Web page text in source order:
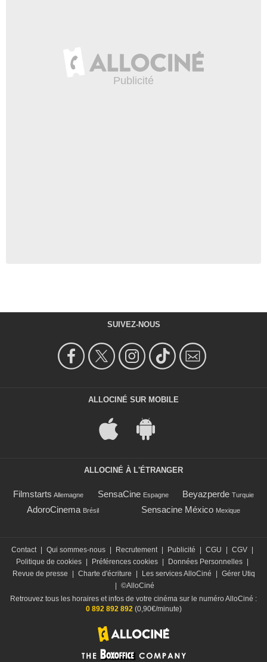
SUIVEZ-NOUS
ALLOCINÉ SUR MOBILE
ALLOCINÉ À L'ÉTRANGER
Filmstarts Allemagne SensaCine Espagne Beyazperde Turquie
AdoroCinema Brésil Sensacine México Mexique
Contact Qui sommes-nous Recrutement Publicité CGU CGV
Politique de cookies
Préférences cookies Données Personnelles
Revue de presse
Charte d'écriture Les services AlloCiné
Gérer Utiq
©AlloCiné
Retrouvez tous les horaires et infos de votre cinéma sur le numéro AlloCiné :
0 892 892 892(0,90€/minute)